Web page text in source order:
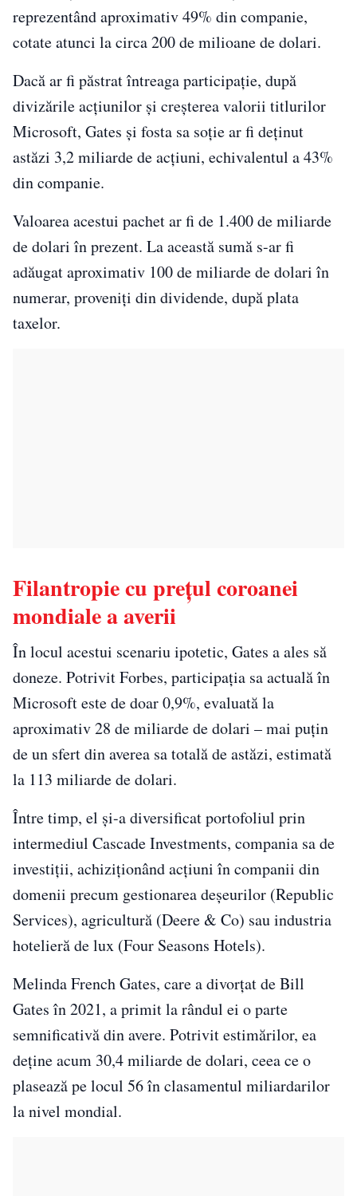
reprezentând aproximativ 49% din companie,
cotate atunci la circa 200 de milioane de dolari.
Dacă ar fi păstrat întreaga participație, după
divizările acțiunilor și creșterea valorii titlurilor
Microsoft, Gates și fosta sa soție ar fi deținut
astăzi 3,2 miliarde de acțiuni, echivalentul a 43%
din companie.
Valoarea acestui pachet ar fi de 1.400 de miliarde
de dolari în prezent. La această sumă s-ar fi
adăugat aproximativ 100 de miliarde de dolari în
numerar, proveniți din dividende, după plata
taxelor.
Filantropie cu prețul coroanei
mondiale a averii
În locul acestui scenariu ipotetic, Gates a ales să
doneze. Potrivit Forbes, participația sa actuală în
Microsoft este de doar 0,9%, evaluată la
aproximativ 28 de miliarde de dolari – mai puțin
de un sfert din averea sa totală de astăzi, estimată
la 113 miliarde de dolari.
Între timp, el și-a diversificat portofoliul prin
intermediul Cascade Investments, compania sa de
investiții, achiziționând acțiuni în companii din
domenii precum gestionarea deșeurilor (Republic
Services), agricultură (Deere & Co) sau industria
hotelieră de lux (Four Seasons Hotels).
Melinda French Gates, care a divorțat de Bill
Gates în 2021, a primit la rândul ei o parte
semnificativă din avere. Potrivit estimărilor, ea
deține acum 30,4 miliarde de dolari, ceea ce o
plasează pe locul 56 în clasamentul miliardarilor
la nivel mondial.